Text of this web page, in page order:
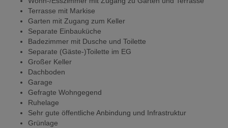
Terrasse mit Markise
Garten mit Zugang zum Keller
Separate Einbauküche
Badezimmer mit Dusche und Toilette
Separate (Gäste-)Toilette im EG
Großer Keller
Dachboden
Garage
Gefragte Wohngegend
Ruhelage
Sehr gute öffentliche Anbindung und Infrastruktur
Grünlage